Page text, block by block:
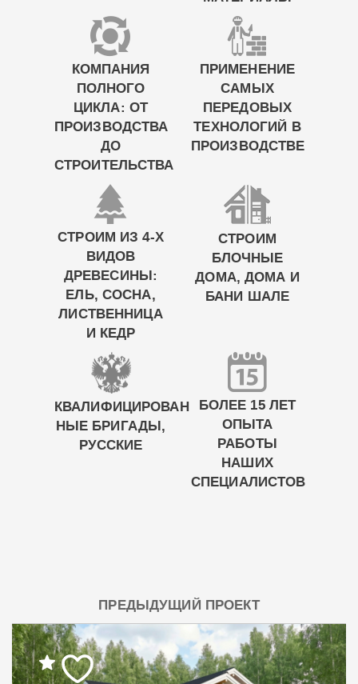
КОМПАНИЯ
ПОЛНОГО
ЦИКЛА: ОТ
ПРОИЗВОДСТВА
ДО
СТРОИТЕЛЬСТВА
ПРИМЕНЕНИЕ
САМЫХ
ПЕРЕДОВЫХ
ТЕХНОЛОГИЙ В
ПРОИЗВОДСТВЕ
СТРОИМ ИЗ 4-Х
ВИДОВ
ДРЕВЕСИНЫ:
ЕЛЬ, СОСНА,
ЛИСТВЕННИЦА
И КЕДР
СТРОИМ
БЛОЧНЫЕ
ДОМА, ДОМА И
БАНИ ШАЛЕ
КВАЛИФИЦИРОВАН
НЫЕ БРИГАДЫ,
РУССКИЕ
БОЛЕЕ 15 ЛЕТ
ОПЫТА
РАБОТЫ
НАШИХ
СПЕЦИАЛИСТОВ
ПРЕДЫДУЩИЙ ПРОЕКТ